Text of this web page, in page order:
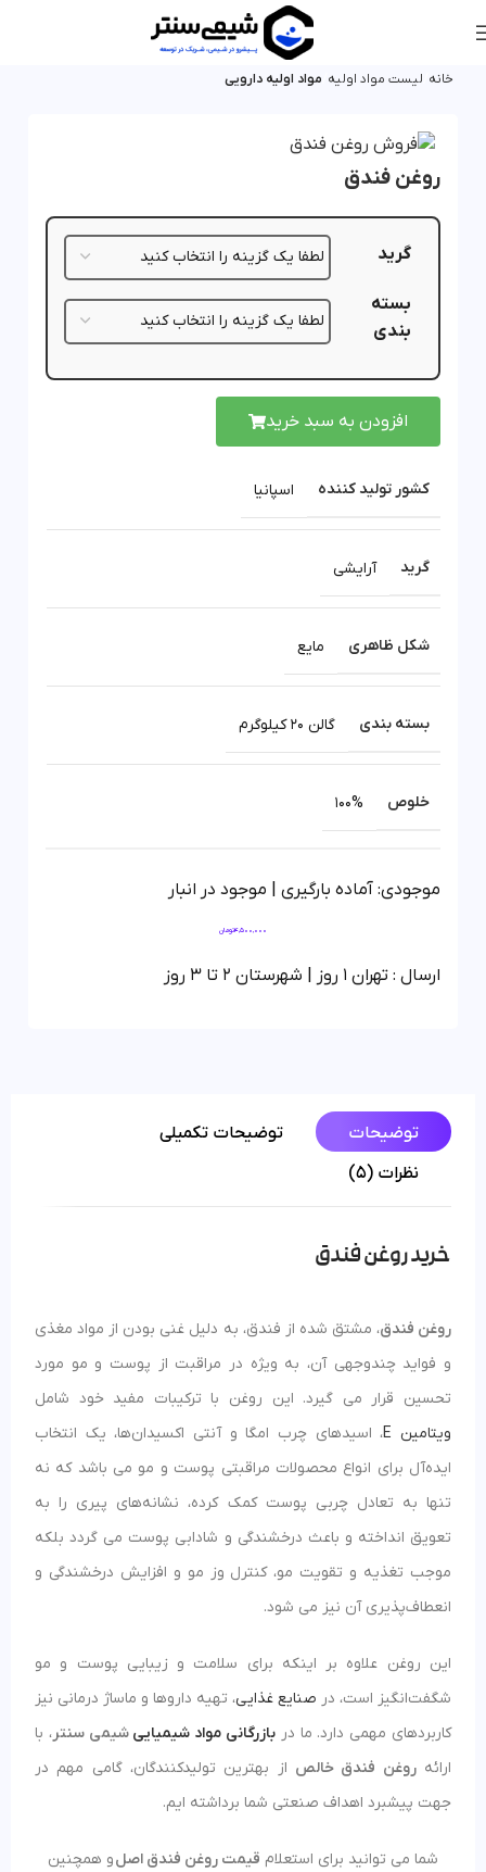
خانه لیست مواد اولیه مواد اولیه دارویی
روغن فندق
گرید
بسته
بندی
افزودن به سبد خرید
کشور تولید کننده اسپانیا
گرید آرایشی
شکل ظاهری مایع
بسته بندی گالن 20 کیلوگرم
خلوص 100%
موجودی: آماده بارگیری | موجود در انبار
4,500,000تومان
ارسال : تهران 1 روز | شهرستان 2 تا 3 روز
توضیحات
توضیحات تکمیلی
نظرات (5)
خرید روغن فندق
روغن فندق، مشتق شده از فندق، به دلیل غنی بودن از مواد مغذی
و فواید چندوجهی آن، به ویژه در مراقبت از پوست و مو مورد
تحسین قرار می گیرد. این روغن با ترکیبات مفید خود شامل
ویتامین E
، اسیدهای چرب امگا و آنتی‌ اکسیدان‌ها، یک انتخاب
ایده‌آل برای انواع محصولات مراقبتی پوست و مو می باشد که نه
تنها به تعادل چربی پوست کمک کرده، نشانه‌های پیری را به
تعویق انداخته و باعث درخشندگی و شادابی پوست می‌ گردد بلکه
موجب تغذیه و تقویت مو، کنترل وز مو و افزایش درخشندگی و
انعطاف‌پذیری آن نیز می شود.
این روغن علاوه بر اینکه برای سلامت و زیبایی پوست و مو
شگفت‌انگیز است، در صنایع غذایی، تهیه داروها و ماساژ درمانی نیز
کاربردهای مهمی دارد. ما در بازرگانی مواد شیمیایی شیمی سنتر، با
ارائهروغن فندق خالص از بهترین تولیدکنندگان،گامی مهم در
جهت پیشبرد اهداف صنعتی شما برداشته ایم.
شما می توانید برای استعلام قیمت روغن فندق اصلو همچنین